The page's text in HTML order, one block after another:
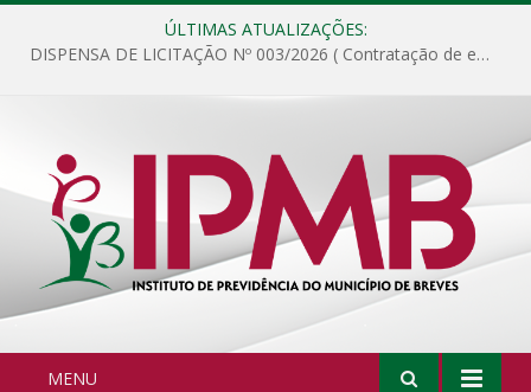
ÚLTIMAS ATUALIZAÇÕES:
DISPENSA DE LICITAÇÃO Nº 003/2026 ( Contratação de empresa para fornecimento de gêneros alimentícios não perecíveis, materiais de expediente, descartáveis, copa e cozinha, para análise e posterior publicação.)
MENU